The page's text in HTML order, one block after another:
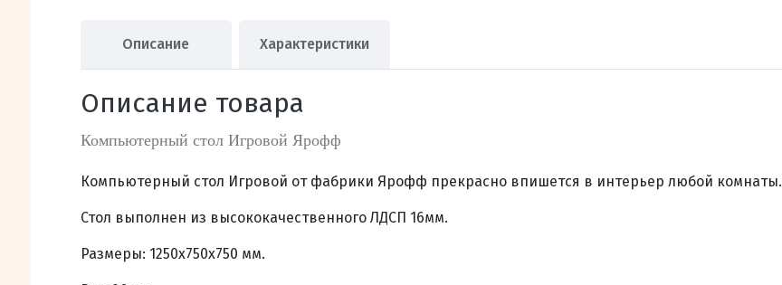
Описание Характеристики
Описание товара
Компьютерный стол Игровой Ярофф
Компьютерный стол Игровой от фабрики Ярофф прекрасно впишется в интерьер любой комнаты.
Стол выполнен из высококачественного ЛДСП 16мм.
Размеры: 1250х750х750 мм.